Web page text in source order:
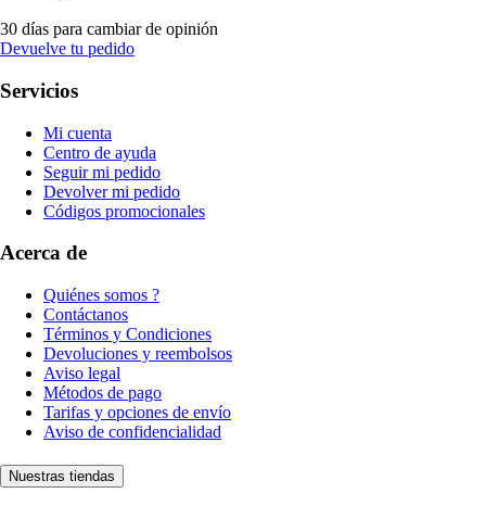
30 días para cambiar de opinión
Devuelve tu pedido
Servicios
Mi cuenta
Centro de ayuda
Seguir mi pedido
Devolver mi pedido
Códigos promocionales
Acerca de
Quiénes somos ?
Contáctanos
Términos y Condiciones
Devoluciones y reembolsos
Aviso legal
Métodos de pago
Tarifas y opciones de envío
Aviso de confidencialidad
Nuestras tiendas